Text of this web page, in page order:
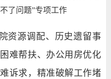
了问题”专项工作
资源调配、历史遗留事
难帮扶、办公用房优化
诉求，精准破解工作堵